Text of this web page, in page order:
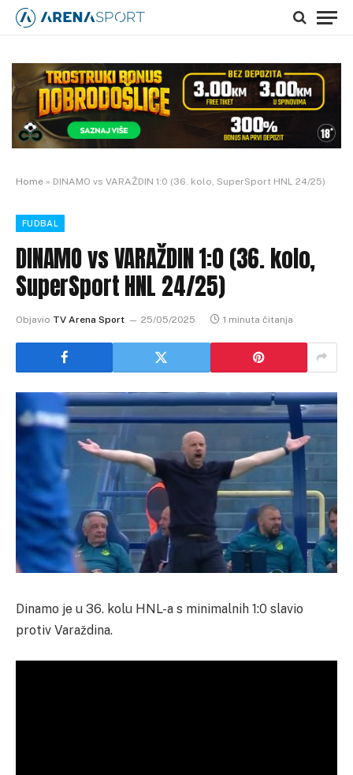
Home » DINAMO vs VARAŽDIN 1:0 (36. kolo, SuperSport HNL 24/25)
FUDBAL
DINAMO vs VARAŽDIN 1:0 (36. kolo,
SuperSport HNL 24/25)
Objavio TV Arena Sport 25/05/2025 1 minuta čitanja
Dinamo je u 36. kolu HNL-a s minimalnih 1:0 slavio
protiv Varaždina.